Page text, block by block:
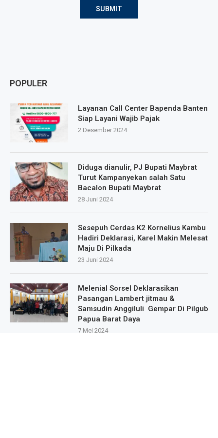
POPULER
Layanan Call Center Bapenda Banten
Siap Layani Wajib Pajak
2 Desember 2024
Diduga dianulir, PJ Bupati Maybrat
Turut Kampanyekan salah Satu
Bacalon Bupati Maybrat
28 Juni 2024
Sesepuh Cerdas K2 Kornelius Kambu
Hadiri Deklarasi, Karel Makin Melesat
Maju Di Pilkada
23 Juni 2024
Melenial Sorsel Deklarasikan
Pasangan Lambert jitmau &
Samsudin Anggiluli Gempar Di Pilgub
Papua Barat Daya
7 Mei 2024